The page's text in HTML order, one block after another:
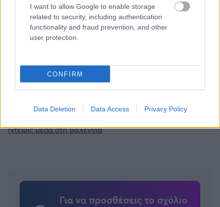
I want to allow Google to enable storage
related to security, including authentication
functionality and fraud prevention, and other
user protection.
CONFIRM
Data Deletion Data Access Privacy Policy
ΔΙΑΒΑΣΕ ΑΚΟΜΗ:
τους νέους συμπαίκτες του
Φενέρμπαχτσε: Αντέγραψε τον ποδοσφαιρικό
Ντέιβις μέσα στη Βαλένθια
Για να προσθέσεις το σχόλιο